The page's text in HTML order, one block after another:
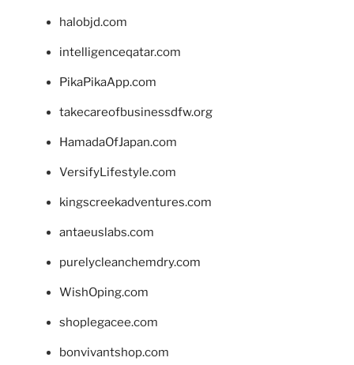
halobjd.com
intelligenceqatar.com
PikaPikaApp.com
takecareofbusinessdfw.org
HamadaOfJapan.com
VersifyLifestyle.com
kingscreekadventures.com
antaeuslabs.com
purelycleanchemdry.com
WishOping.com
shoplegacee.com
bonvivantshop.com